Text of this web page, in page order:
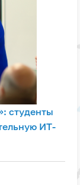
студенты
ИТ-